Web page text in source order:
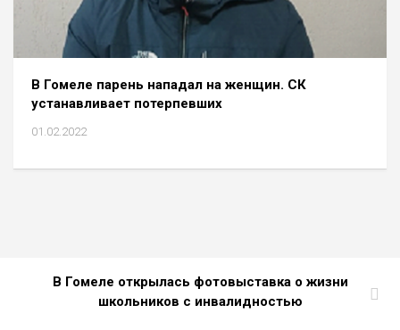
В Гомеле парень нападал на женщин. СК
устанавливает потерпевших
01.02.2022
В Гомеле открылась фотовыставка о жизни
школьников с инвалидностью